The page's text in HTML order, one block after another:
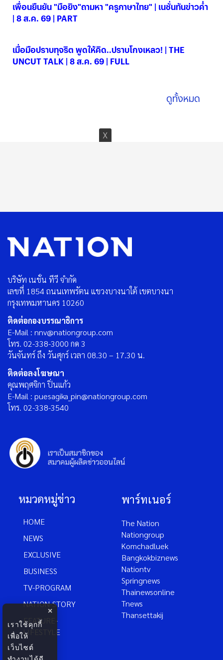
เพื่อนยืนยัน "มือยิง"ถามหา "ครูภาษาไทย" | เนชั่นทันข่าวค่ำ
| 8 ส.ค. 69 | PART
เมื่อมือปราบทุจริต พูดให้คิด..ปราบโกงเหลว! | THE
UNCUT TALK | 8 ส.ค. 69 | FULL
ดูทั้งหมด
บริษัท เนชั่น ทีวี จำกัด
เลขที่ 1854 ถนนเทพรัตน แขวงบางนาใต้ เขตบางนา
กรุงเทพมหานคร 10260
ติดต่อกองบรรณาธิการ
E-Mail : nnv@nationgroup.com
โทร. 02-338-3000 กด 3
วันจันทร์ ถึง วันศุกร์ เวลา 08.30 – 17.30 น.
ติดต่อลงโฆษณา
คุณพฤศจิกา ปิ่นแก้ว
E-Mail : puesagika_pin@nationgroup.com
โทร. 02-338-3540
หมวดหมู่ข่าว
HOME
NEWS
EXCLUSIVE
BUSINESS
TV-PROGRAM
NATION-STORY
FEATURE-
LIFESTYLE
พาร์ทเนอร์
The Nation
Nationgroup
Komchadluek
Bangkokbiznews
Nationtv
Springnews
Thainewsonline
Tnews
Thansettakij
×
เราใช้คุกกี้
เพื่อให้
เว็บไซต์